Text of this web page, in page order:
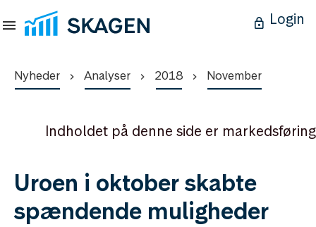
Login
Nyheder Analyser 2018 November
Indholdet på denne side er markedsføring
Uroen i oktober skabte
spændende muligheder